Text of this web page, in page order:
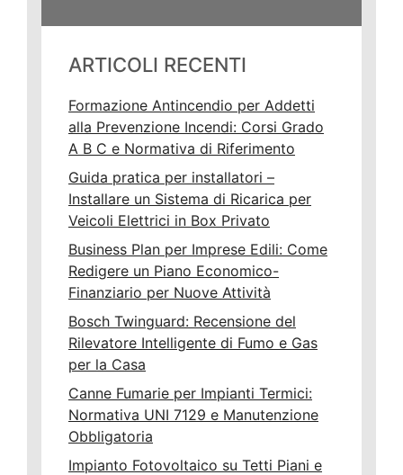
ARTICOLI RECENTI
Formazione Antincendio per Addetti
alla Prevenzione Incendi: Corsi Grado
A B C e Normativa di Riferimento
Guida pratica per installatori –
Installare un Sistema di Ricarica per
Veicoli Elettrici in Box Privato
Business Plan per Imprese Edili: Come
Redigere un Piano Economico-
Finanziario per Nuove Attività
Bosch Twinguard: Recensione del
Rilevatore Intelligente di Fumo e Gas
per la Casa
Canne Fumarie per Impianti Termici:
Normativa UNI 7129 e Manutenzione
Obbligatoria
Impianto Fotovoltaico su Tetti Piani e